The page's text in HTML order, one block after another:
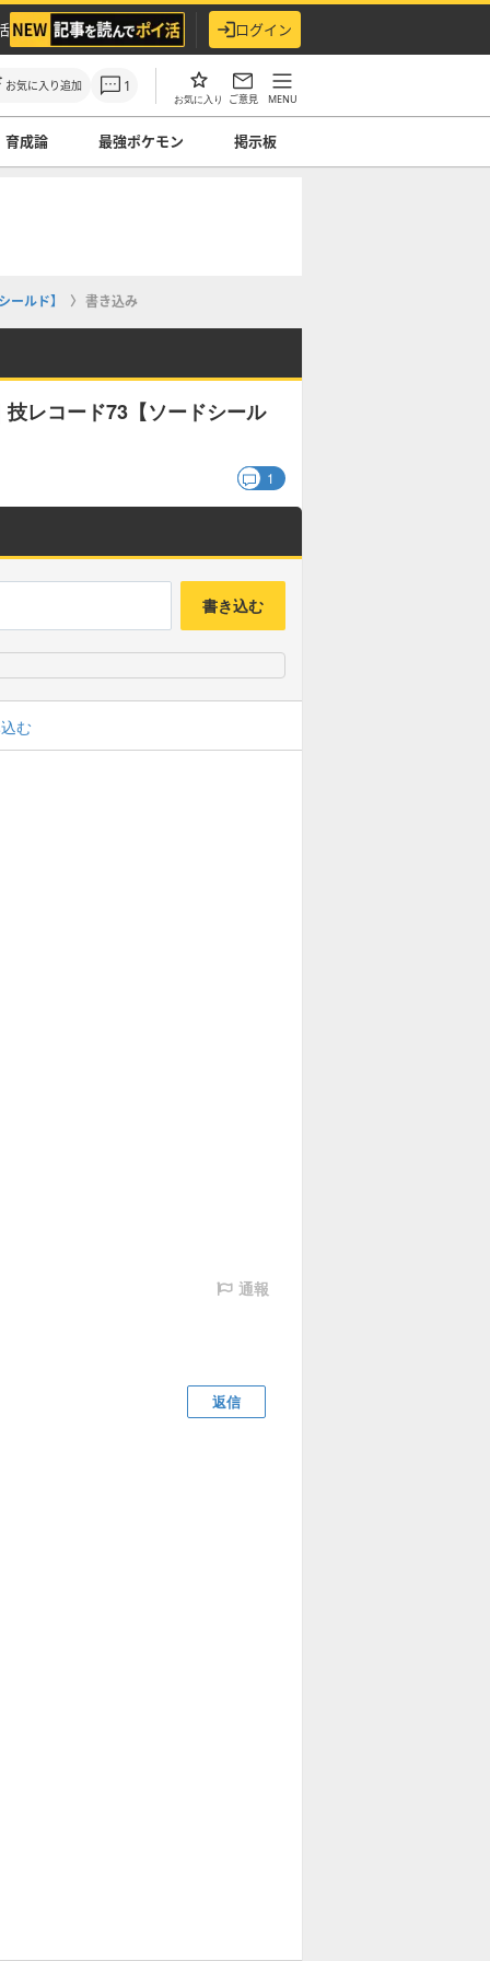
ログイン
お気に入り追加 1
お気に入り ご意見 MENU
育成論 最強ポケモン 掲示板
ルド】 書き込み
レコード73【ソードシール
1
書き込む
む
通報
返信